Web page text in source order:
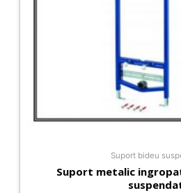
Suport bideu
Suport metalic